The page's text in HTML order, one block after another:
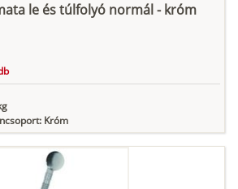
le és túlfolyó normál - króm
Króm